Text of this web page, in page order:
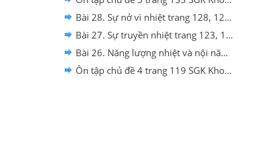
Bài 28. Sự nở vì nhiệt trang 128, 129, 130 SGK Khoa học tự nhiên 8 - Chân trời sáng tạo
Bài 27. Sự truyền nhiệt trang 123, 124, 125 SGK Khoa học tự nhiên 8 - Chân trời sáng tạo
Bài 26. Năng lượng nhiệt và nội năng trang 120, 121, 122 SGK Khoa học tự nhiên 8 - Chân trời sáng tạo
Ôn tập chủ đề 4 trang 119 SGK Khoa học tự nhiên 8 - Chân trời sáng tạo